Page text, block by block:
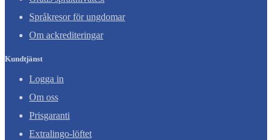
Språkresor för ungdomar
Om ackrediteringar
Kundtjänst
Logga in
Om oss
Prisgaranti
Extralingo-löftet